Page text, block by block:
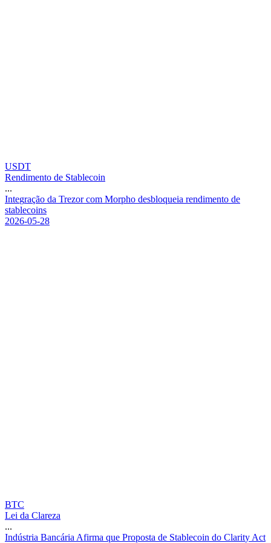
USDT
Rendimento de Stablecoin
...
Integração da Trezor com Morpho desbloqueia rendimento de
stablecoins
2026-05-28
BTC
Lei da Clareza
...
Indústria Bancária Afirma que Proposta de Stablecoin do Clarity Act